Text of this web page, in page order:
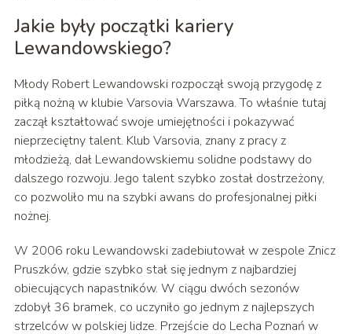
Jakie były początki kariery
Lewandowskiego?
Młody Robert Lewandowski rozpoczął swoją przygodę z
piłką nożną w klubie Varsovia Warszawa. To właśnie tutaj
zaczął kształtować swoje umiejętności i pokazywać
nieprzeciętny talent. Klub Varsovia, znany z pracy z
młodzieżą, dał Lewandowskiemu solidne podstawy do
dalszego rozwoju. Jego talent szybko został dostrzeżony,
co pozwoliło mu na szybki awans do profesjonalnej piłki
nożnej.
W 2006 roku Lewandowski zadebiutował w zespole Znicz
Pruszków, gdzie szybko stał się jednym z najbardziej
obiecujących napastników. W ciągu dwóch sezonów
zdobył 36 bramek, co uczyniło go jednym z najlepszych
strzelców w polskiej lidze. Przejście do Lecha Poznań w